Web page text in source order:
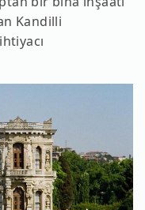
Kandilli